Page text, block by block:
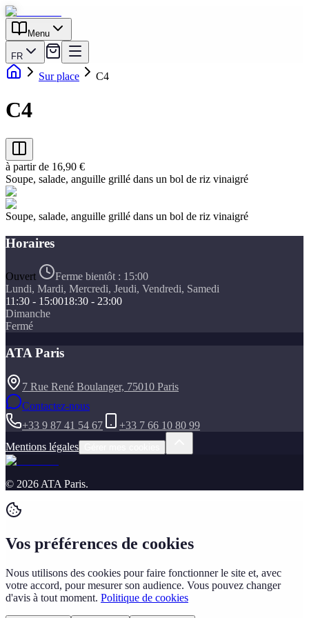
Menu
FR
Sur place C4
C4
à partir de 16,90 €
Soupe, salade, anguille grillé dans un bol de riz vinaigré
Soupe, salade, anguille grillé dans un bol de riz vinaigré
Horaires
Ouvert Ferme bientôt : 15:00
Lundi, Mardi, Mercredi, Jeudi, Vendredi, Samedi
11:30 - 15:0018:30 - 23:00
Dimanche
Fermé
ATA Paris
7 Rue René Boulanger, 75010 Paris
Contactez-nous
+33 9 87 41 54 67
+33 7 66 10 80 99
Mentions légales
© 2026 ATA Paris.
Vos préférences de cookies
Nous utilisons des cookies pour faire fonctionner le site et, avec
votre accord, pour mesurer son audience. Vous pouvez changer
d'avis à tout moment. Politique de cookies